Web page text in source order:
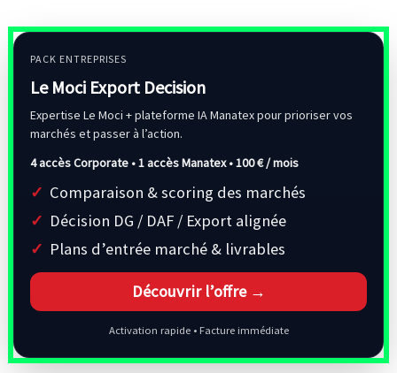
PACK ENTREPRISES
Le Moci Export Decision
Expertise Le Moci + plateforme IA Manatex pour prioriser vos
marchés et passer à l’action.
4 accès Corporate • 1 accès Manatex •100 € / mois
Comparaison & scoring des marchés
Décision DG / DAF / Export alignée
Plans d’entrée marché & livrables
Découvrir l’offre →
Activation rapide • Facture immédiate